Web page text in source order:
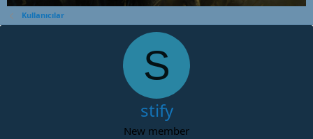
Kullanıcılar
S
stify
New member